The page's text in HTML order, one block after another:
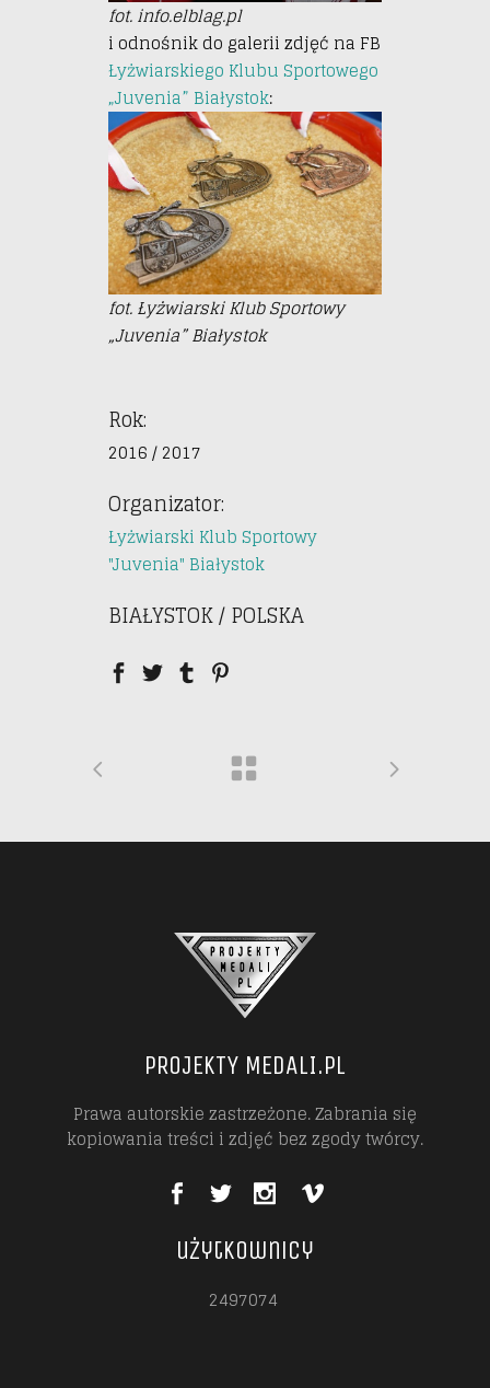
fot. info.elblag.pl
i odnośnik do galerii zdjęć na FB
Łyżwiarskiego Klubu Sportowego
„Juvenia” Białystok:
fot. Łyżwiarski Klub Sportowy
„Juvenia” Białystok
Rok:
2016 / 2017
Organizator:
Łyżwiarski Klub Sportowy
"Juvenia" Białystok
BIAŁYSTOK / POLSKA
PROJEKTY MEDALI.PL
Prawa autorskie zastrzeżone. Zabrania się
kopiowania treści i zdjęć bez zgody twórcy.
użytkownicy
2497074